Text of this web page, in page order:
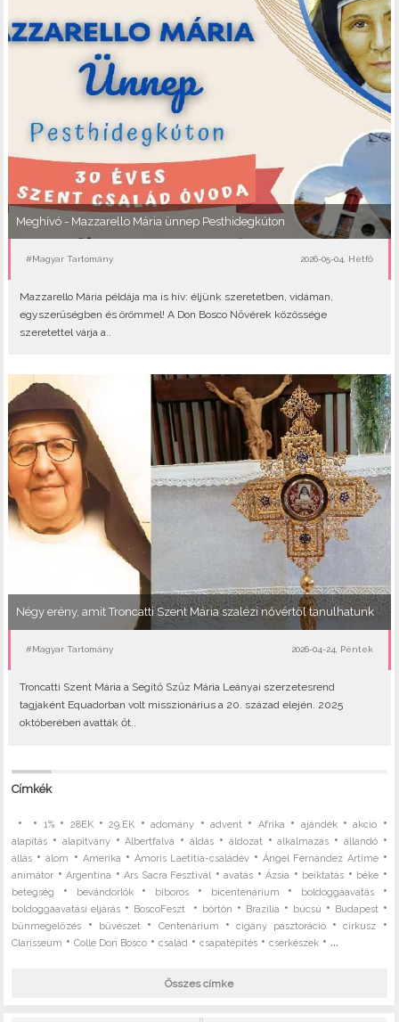
Meghívó - Mazzarello Mária ünnep Pesthidegkúton
#Magyar Tartomány 2026-05-04, Hétfő
Mazzarello Mária példája ma is hív: éljünk szeretetben, vidáman,
egyszerűségben és örömmel! A Don Bosco Nővérek közössége
szeretettel várja a..
Négy erény, amit Troncatti Szent Mária szalézi nővértől tanulhatunk
#Magyar Tartomány 2026-04-24, Péntek
Troncatti Szent Mária a Segítő Szűz Mária Leányai szerzetesrend
tagjaként Equadorban volt misszionárius a 20. század elején. 2025
októberében avatták őt..
Címkék
• • 1%• 28EK•29.EK •adomány •advent • Afrika • ajándék•akció •
alapítás • alapítvány•Albertfalva •áldás • áldozat •alkalmazás • állandó•
állás •álom • Amerika • Amoris Laetitia-családév •Ángel Fernández Artime•
animátor •Argentína •Ars Sacra Fesztivál •avatás •Ázsia • beiktatás • béke •
betegség • bevándorlók• bíboros • bicentenárium • boldoggáavatás•
boldoggáavatási eljárás • BoscoFeszt • börtön • Brazília • búcsú • Budapest •
bűnmegelőzés • bűvészet • Centenárium •cigány pasztoráció•cirkusz •
Clarisseum •Colle Don Bosco •család •csapatépítés •cserkészek • ...
Összes címke